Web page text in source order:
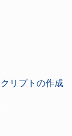
リプトの作成